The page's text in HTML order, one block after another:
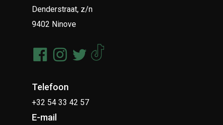
Denderstraat, z/n
9402 Ninove
Telefoon
+32 54 33 42 57
E-mail